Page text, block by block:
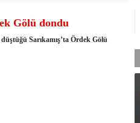
start aldı
Gölü dondu
düştüğü Sarıkamış’ta Ördek Gölü